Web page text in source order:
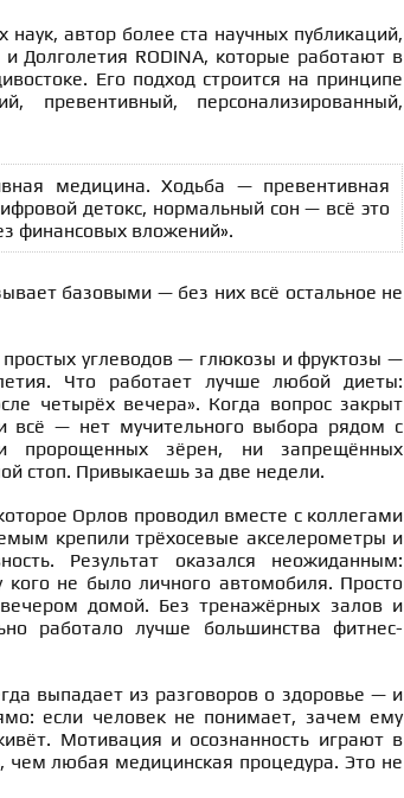
автор более ста научных публикаций,
Долголетия RODINA, которые работают в
Его подход строится на принципе
превентивный, персонализированный,
медицина. Ходьба — превентивная
детокс, нормальный сон — всё это
финансовых вложений».
базовыми — без них всё остальное не
углеводов — глюкозы и фруктозы —
Что работает лучше любой диеты:
четырёх вечера». Когда вопрос закрыт
— нет мучительного выбора рядом с
пророщенных зёрен, ни запрещённых
стоп. Привыкаешь за две недели.
Орлов проводил вместе с коллегами
крепили трёхосевые акселерометры и
Результат оказался неожиданным:
кого не было личного автомобиля. Просто
домой. Без тренажёрных залов и
работало лучше большинства фитнес-
выпадает из разговоров о здоровье — и
если человек не понимает, зачем ему
Мотивация и осознанность играют в
любая медицинская процедура. Это не